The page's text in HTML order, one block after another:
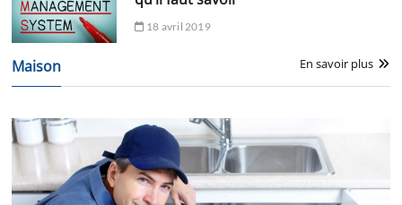
18 avril 2019
Maison En savoir plus